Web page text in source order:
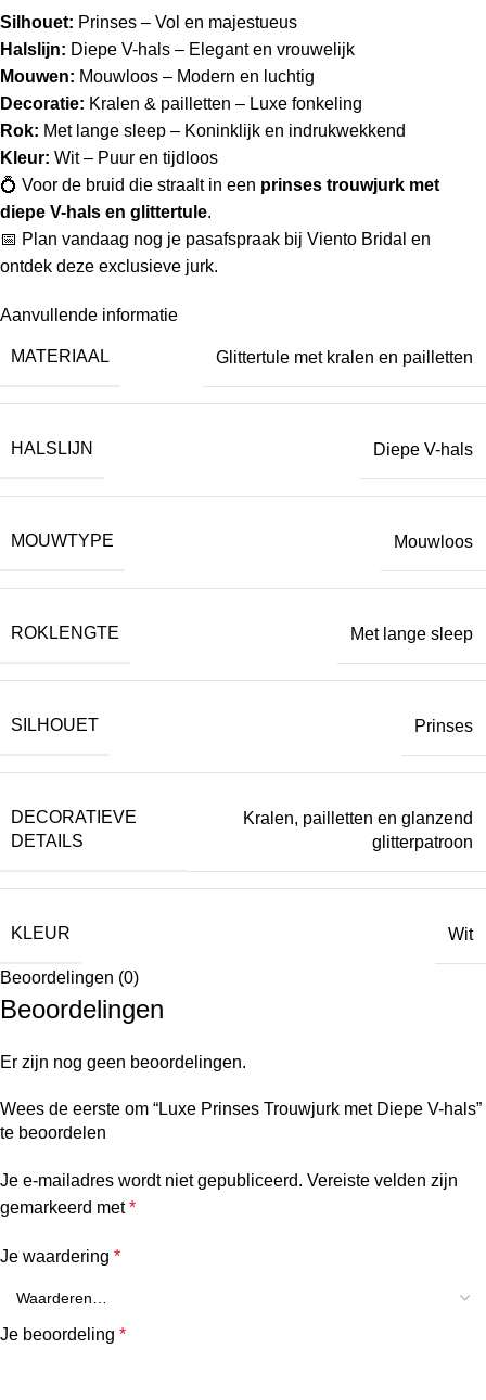
Silhouet: Prinses – Vol en majestueus
Halslijn: Diepe V-hals – Elegant en vrouwelijk
Mouwen: Mouwloos – Modern en luchtig
Decoratie: Kralen & pailletten – Luxe fonkeling
Rok: Met lange sleep – Koninklijk en indrukwekkend
Kleur: Wit – Puur en tijdloos
💍 Voor de bruid die straalt in een prinses trouwjurk met
diepe V-hals en glittertule.
📅 Plan vandaag nog je pasafspraak bij Viento Bridal en
ontdek deze exclusieve jurk.
Aanvullende informatie
MATERIAAL Glittertule met kralen en pailletten
HALSLIJN Diepe V-hals
MOUWTYPE Mouwloos
ROKLENGTE Met lange sleep
SILHOUET Prinses
DECORATIEVE
DETAILS
Kralen, pailletten en glanzend
glitterpatroon
KLEUR Wit
Beoordelingen (0)
Beoordelingen
Er zijn nog geen beoordelingen.
Wees de eerste om “Luxe Prinses Trouwjurk met Diepe V-hals”
te beoordelen
Je e-mailadres wordt niet gepubliceerd. Vereiste velden zijn
gemarkeerd met*
Je waardering *
Je beoordeling *